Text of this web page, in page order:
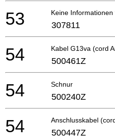
Keine Informationen
53 307811
Kabel G13va (cord
54 500461Z
Schnur
54 500240Z
Anschlusskabel
54 500447Z